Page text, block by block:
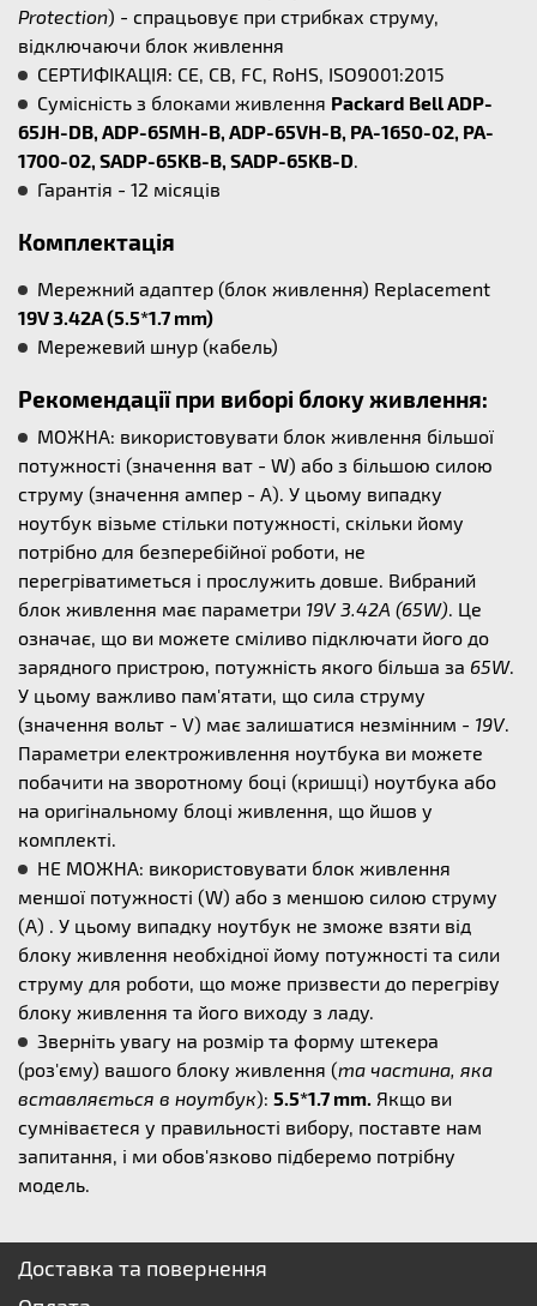
Protection) - спрацьовує при стрибках струму,
відключаючи блок живлення
СЕРТИФІКАЦІЯ: CE, CB, FC, RoHS, ISO9001:2015
Сумісність з блоками живлення Packard Bell ADP-
65JH-DB, ADP-65MH-B, ADP-65VH-B, PA-1650-02, PA-
1700-02, SADP-65KB-B, SADP-65KB-D.
Гарантія - 12 місяців
Комплектація
Мережний адаптер (блок живлення) Replacement
19V 3.42A (5.5*1.7 mm)
Мережевий шнур (кабель)
Рекомендації при виборі блоку живлення:
МОЖНА: використовувати блок живлення більшої
потужності (значення ват - W) або з більшою силою
струму (значення ампер - А). У цьому випадку
ноутбук візьме стільки потужності, скільки йому
потрібно для безперебійної роботи, не
перегріватиметься і прослужить довше. Вибраний
блок живлення має параметри 19V 3.42A (65W). Це
означає, що ви можете сміливо підключати його до
зарядного пристрою, потужність якого більша за 65W.
У цьому важливо пам'ятати, що сила струму
(значення вольт - V) має залишатися незмінним - 19V.
Параметри електроживлення ноутбука ви можете
побачити на зворотному боці (кришці) ноутбука або
на оригінальному блоці живлення, що йшов у
комплекті.
НЕ МОЖНА: використовувати блок живлення
меншої потужності (W) або з меншою силою струму
(А) . У цьому випадку ноутбук не зможе взяти від
блоку живлення необхідної йому потужності та сили
струму для роботи, що може призвести до перегріву
блоку живлення та його виходу з ладу.
Зверніть увагу на розмір та форму штекера
(роз'єму) вашого блоку живлення (та частина, яка
вставляється в ноутбук): 5.5*1.7 mm. Якщо ви
сумніваєтеся у правильності вибору, поставте нам
запитання, і ми обов'язково підберемо потрібну
модель.
Доставка та повернення